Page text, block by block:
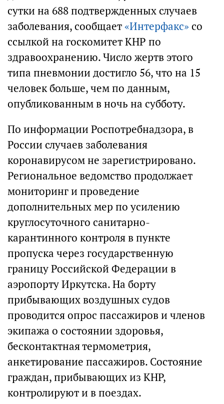
сутки на 688 подтвержденных случаев
заболевания, сообщает«Интерфакс»со
ссылкой на госкомитет КНР по
здравоохранению. Число жертв этого
типа пневмонии достигло 56, что на 15
человек больше, чем по данным,
опубликованным в ночь на субботу.
По информации Роспотребнадзора, в
России случаев заболевания
коронавирусом не зарегистрировано.
Региональное ведомство продолжает
мониторинг и проведение
дополнительных мер по усилению
круглосуточного санитарно-
карантинного контроля в пункте
пропуска через государственную
границу Российской Федерации в
аэропорту Иркутска. На борту
прибывающих воздушных судов
проводится опрос пассажиров и членов
экипажа о состоянии здоровья,
бесконтактная термометрия,
анкетирование пассажиров. Состояние
граждан, прибывающих из КНР,
контролируют и в поездах.